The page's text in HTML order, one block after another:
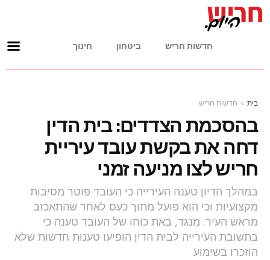
חדשות חריש ביטחון חינוך
בית חדשות חריש
בהסכמת הצדדים: בית הדין
דחה את בקשת עובד עיריית
חריש לצו מניעה זמני
במהלך הדיון טענה העירייה כי העובד פוטר מסיבות
מקצועיות וכי הוא פועל מתוך כעס לאחר שהתאכזב
מראש העיר. מנגד, באת כוחו של העובד טענה כי
בתשובת העירייה לבית הדין הופיעו טענות חדשות שלא
הוזכרו בשימוע